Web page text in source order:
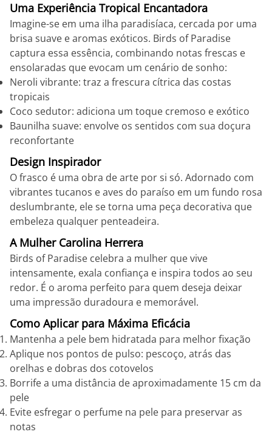
Uma Experiência Tropical Encantadora
Imagine-se em uma ilha paradisíaca, cercada por uma
brisa suave e aromas exóticos. Birds of Paradise
captura essa essência, combinando notas frescas e
ensolaradas que evocam um cenário de sonho:
Neroli vibrante: traz a frescura cítrica das costas
tropicais
Coco sedutor: adiciona um toque cremoso e exótico
Baunilha suave: envolve os sentidos com sua doçura
reconfortante
Design Inspirador
O frasco é uma obra de arte por si só. Adornado com
vibrantes tucanos e aves do paraíso em um fundo rosa
deslumbrante, ele se torna uma peça decorativa que
embeleza qualquer penteadeira.
A Mulher Carolina Herrera
Birds of Paradise celebra a mulher que vive
intensamente, exala confiança e inspira todos ao seu
redor. É o aroma perfeito para quem deseja deixar
uma impressão duradoura e memorável.
Como Aplicar para Máxima Eficácia
Mantenha a pele bem hidratada para melhor fixação
Aplique nos pontos de pulso: pescoço, atrás das
orelhas e dobras dos cotovelos
Borrife a uma distância de aproximadamente 15 cm da
pele
Evite esfregar o perfume na pele para preservar as
notas